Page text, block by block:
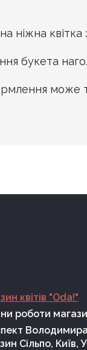
ніжна
букета
може
квітів "Oda!"
роботи
Сільпо, Київ,